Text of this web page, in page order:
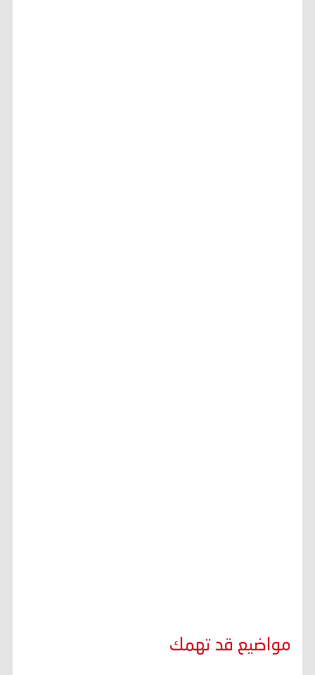
مواضيع قد تهمك